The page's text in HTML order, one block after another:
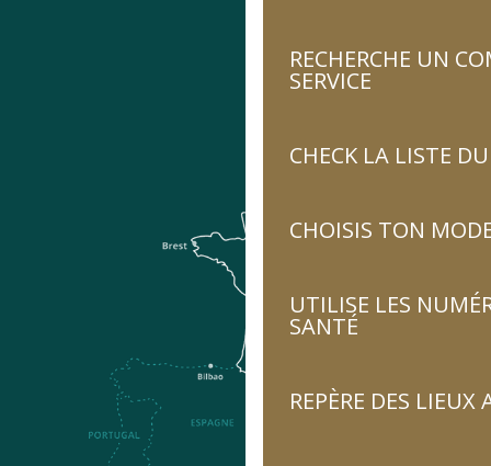
RECHERCHE UN
SERVICE
CHECK LA LISTE
CHOISIS TON
UTILISE LES
SANTÉ
REPÈRE DES LIEUX